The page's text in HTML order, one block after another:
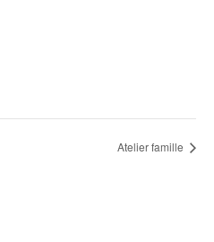
Atelier famille